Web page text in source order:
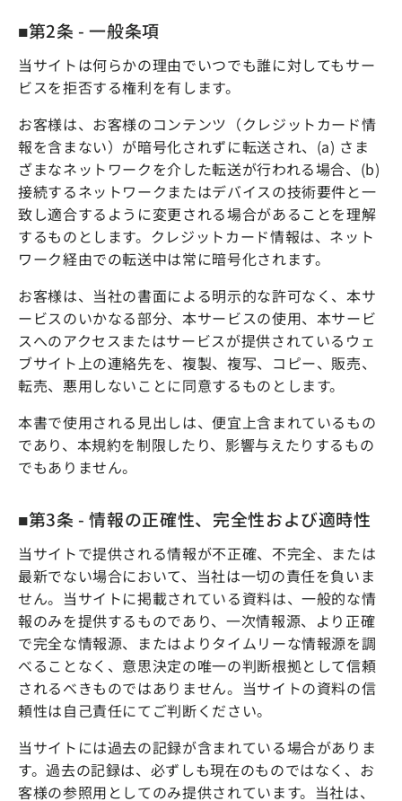
■第2条 - 一般条項
当サイトは何らかの理由でいつでも誰に対してもサー
ビスを拒否する権利を有します。
お客様は、お客様のコンテンツ（クレジットカード情
報を含まない）が暗号化されずに転送され、(a) さま
ざまなネットワークを介した転送が行われる場合、(b)
接続するネットワークまたはデバイスの技術要件と一
致し適合するように変更される場合があることを理解
するものとします。クレジットカード情報は、ネット
ワーク経由での転送中は常に暗号化されます。
お客様は、当社の書面による明示的な許可なく、本サ
ービスのいかなる部分、本サービスの使用、本サービ
スへのアクセスまたはサービスが提供されているウェ
ブサイト上の連絡先を、複製、複写、コピー、販売、
転売、悪用しないことに同意するものとします。
本書で使用される見出しは、便宜上含まれているもの
であり、本規約を制限したり、影響与えたりするもの
でもありません。
■第3条 - 情報の正確性、完全性および適時性
当サイトで提供される情報が不正確、不完全、または
最新でない場合において、当社は一切の責任を負いま
せん。当サイトに掲載されている資料は、一般的な情
報のみを提供するものであり、一次情報源、より正確
で完全な情報源、またはよりタイムリーな情報源を調
べることなく、意思決定の唯一の判断根拠として信頼
されるべきものではありません。当サイトの資料の信
頼性は自己責任にてご判断ください。
当サイトには過去の記録が含まれている場合がありま
す。過去の記録は、必ずしも現在のものではなく、お
客様の参照用としてのみ提供されています。当社は、